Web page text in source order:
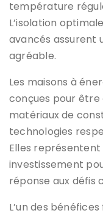
température
L’isolation
avancés assurent
agréable.
Les maisons à
conçues pour être
matériaux de
technologies
Elles
investissement
réponse aux défis
L’un des